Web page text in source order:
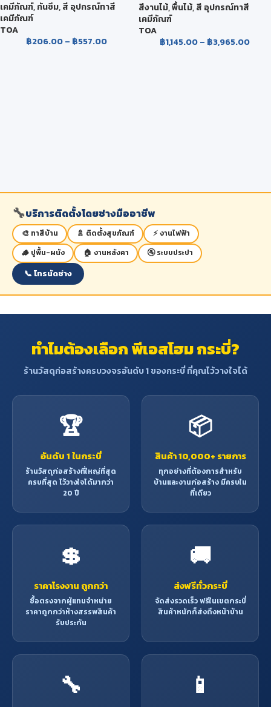
เคมีภัณฑ์,กันซึม,สี อุปกรณ์ทาสี
เคมีภัณฑ์
TOA
฿206.00 – ฿557.00
สีงานไม้,พื้นไม้,สี อุปกรณ์ทาสี
เคมีภัณฑ์
TOA
฿1,145.00– ฿3,965.00
🔧บริการติดตั้งโดยช่างมืออาชีพ
🎨 ทาสีบ้าน 🚿 ติดตั้งสุขภัณฑ์
⚡ งานไฟฟ้า
🪵 ปูพื้น-ผนัง
🏠 งานหลังคา 🚰 ระบบประปา
📞 โทรนัดช่าง
ทำไมต้องเลือก พีเอสโฮม กระบี่?
ร้านวัสดุก่อสร้างครบวงจรอันดับ 1 ของกระบี่ ที่คุณไว้วางใจได้
🏆
อันดับ 1 ในกระบี่
ร้านวัสดุก่อสร้างที่ใหญ่ที่สุด
ครบที่สุด ไว้วางใจได้มากว่า
20 ปี
📦
สินค้า 10,000+ รายการ
ทุกอย่างที่ต้องการสำหรับ
บ้านและงานก่อสร้าง มีครบใน
ที่เดียว
💲
ราคาโรงงาน ถูกกว่า
ซื้อตรงจากผู้แทนจำหน่าย
ราคาถูกกว่าห้างสรรพสินค้า
รับประกัน
🚚
ส่งฟรีทั่วกระบี่
จัดส่งรวดเร็ว ฟรีในเขตกระบี่
สินค้าหนักก็ส่งถึงหน้าบ้าน
🔧 📱